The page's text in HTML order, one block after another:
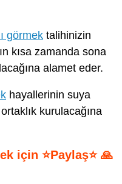
görmek talihinizin
kısa zamanda sona
alamet eder.
hayallerinin suya
kurulacağına
için ⭐Paylaş⭐ 🙏